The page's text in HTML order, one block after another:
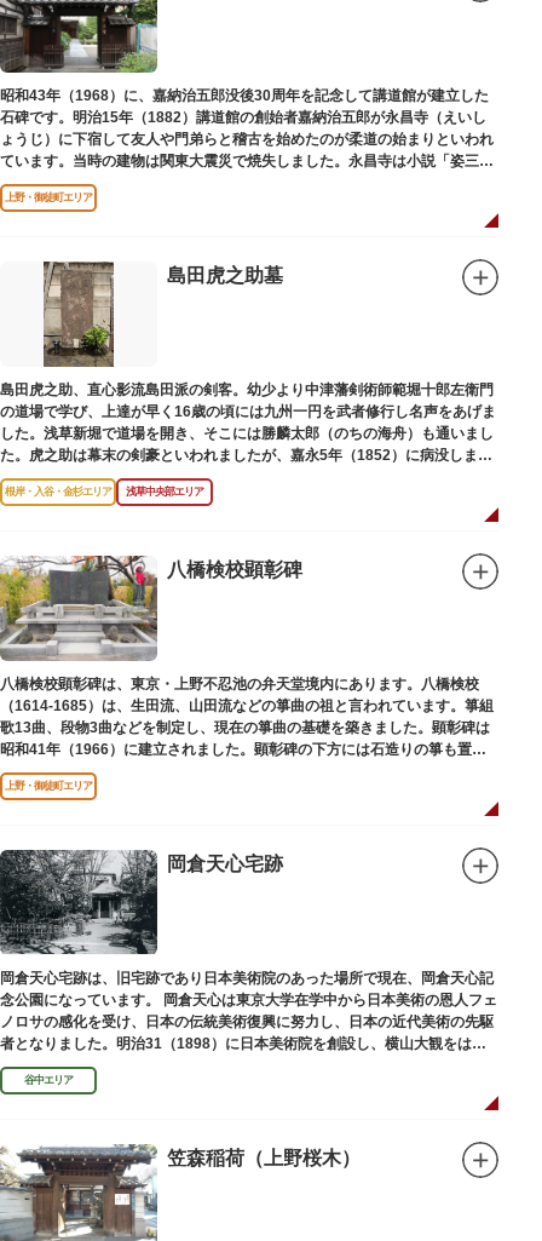
昭和43年（1968）に、嘉納治五郎没後30周年を記念して講道館が建立した
石碑です。明治15年（1882）講道館の創始者嘉納治五郎が永昌寺（えいし
ょうじ）に下宿して友人や門弟らと稽古を始めたのが柔道の始まりといわれ
ています。当時の建物は関東大震災で焼失しました。永昌寺は小説「姿三四
郎」に登場する隆昌寺のモデルでもあります。
上野・御徒町エリア
島田虎之助墓
島田虎之助、直心影流島田派の剣客。幼少より中津藩剣術師範堀十郎左衛門
の道場で学び、上達が早く16歳の頃には九州一円を武者修行し名声をあげま
した。浅草新堀で道場を開き、そこには勝麟太郎（のちの海舟）も通いまし
た。虎之助は幕末の剣豪といわれましたが、嘉永5年（1852）に病没しまし
た。お墓は正定寺（しょうじょうじ）にあります。
根岸・入谷・金杉エリア 浅草中央部エリア
八橋検校顕彰碑
八橋検校顕彰碑は、東京・上野不忍池の弁天堂境内にあります。八橋検校
（1614-1685）は、生田流、山田流などの箏曲の祖と言われています。箏組
歌13曲、段物3曲などを制定し、現在の箏曲の基礎を築きました。顕彰碑は
昭和41年（1966）に建立されました。顕彰碑の下方には石造りの箏も置か
れています。
上野・御徒町エリア
岡倉天心宅跡
岡倉天心宅跡は、旧宅跡であり日本美術院のあった場所で現在、岡倉天心記
念公園になっています。 岡倉天心は東京大学在学中から日本美術の恩人フェ
ノロサの感化を受け、日本の伝統美術復興に努力し、日本の近代美術の先駆
者となりました。明治31（1898）に日本美術院を創設し、横山大観をはじ
め優れた画家を世に送り出しました。
谷中エリア
笠森稲荷（上野桜木）